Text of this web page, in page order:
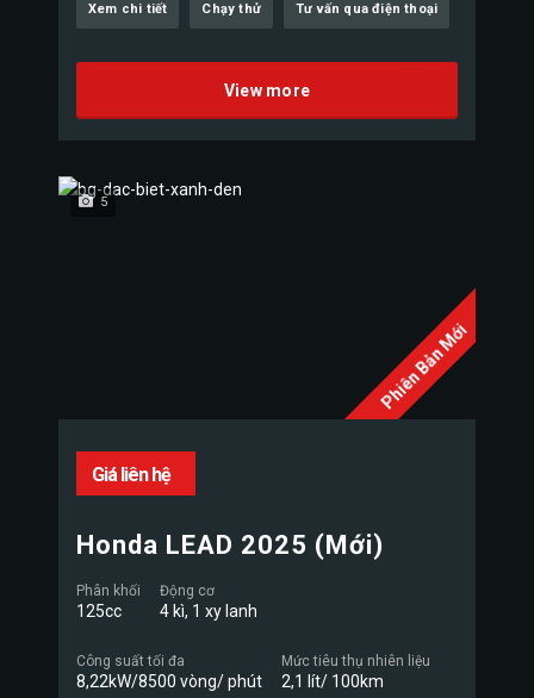
Xem chi tiết Chạy thử Tư vấn qua điện thoại
View more
Phiên Bản Mới
5
Giá liên hệ
Honda LEAD 2025 (Mới)
Phân khối
125cc
Động cơ
4 kì, 1 xy lanh
Công suất tối đa
8,22kW/8500 vòng/ phút
Mức tiêu thụ nhiên liệu
2,1 lít/ 100km